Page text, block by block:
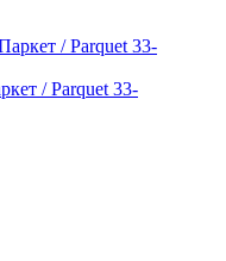
/ Parquet 33-